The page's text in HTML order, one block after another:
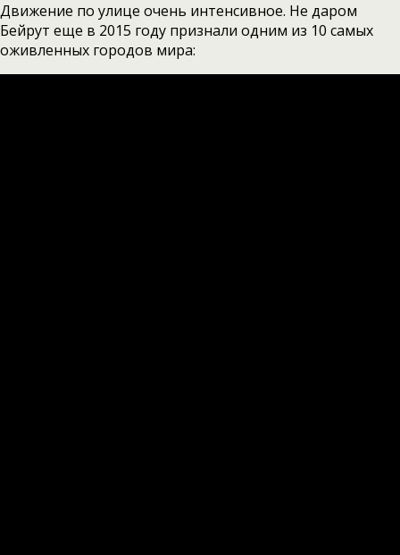
Движение по улице очень интенсивное. Не даром
Бейрут еще в 2015 году признали одним из 10 самых
оживленных городов мира: